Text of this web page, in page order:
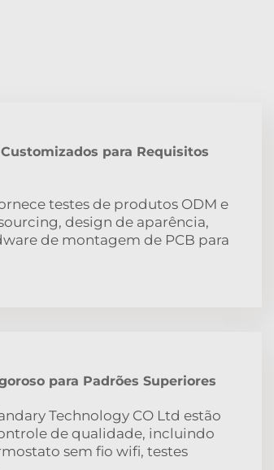
para Requisitos
testes de produtos ODM e
design de aparência,
de montagem de PCB para
para Padrões Superiores
Technology CO Ltd estão
de qualidade, incluindo
sem fio wifi, testes